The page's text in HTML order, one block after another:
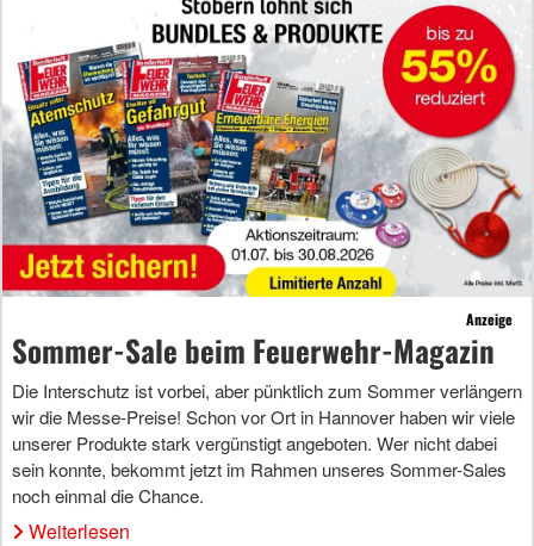
Anzeige
Sommer-Sale beim Feuerwehr-Magazin
Die Interschutz ist vorbei, aber pünktlich zum Sommer verlängern
wir die Messe-Preise! Schon vor Ort in Hannover haben wir viele
unserer Produkte stark vergünstigt angeboten. Wer nicht dabei
sein konnte, bekommt jetzt im Rahmen unseres Sommer-Sales
noch einmal die Chance.
Weiterlesen